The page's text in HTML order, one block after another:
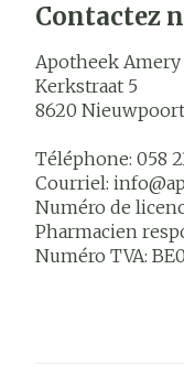
Contactez
Apotheek Amery
Kerkstraat 5
8620 Nieuwpoort
Téléphone: 058
Courriel: info@
Numéro de
Pharmacien
Numéro TVA: